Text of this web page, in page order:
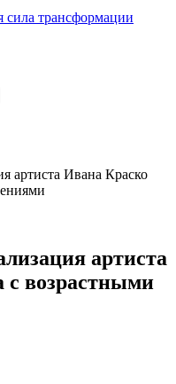
сила трансформации
артиста Ивана Краско
артиста
с возрастными